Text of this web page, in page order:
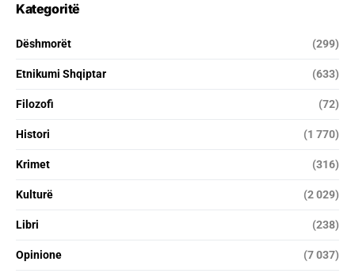
Kategoritë
Dëshmorët (299)
Etnikumi Shqiptar (633)
Filozofi (72)
Histori (1 770)
Krimet (316)
Kulturë (2 029)
Libri (238)
Opinione (7 037)